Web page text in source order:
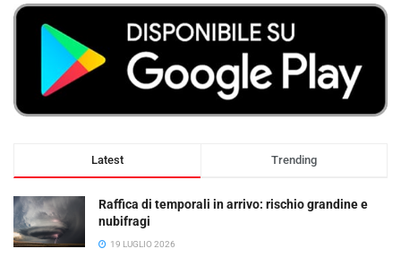
Latest Trending
Raffica di temporali in arrivo: rischio grandine e
nubifragi
19 LUGLIO 2026